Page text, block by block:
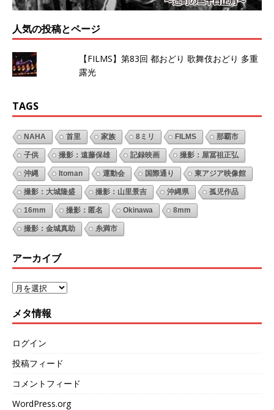
人気の投稿とページ
【FILMS】第83回 都おどり 歌舞伎おどり 多重
露光
TAGS
NAHA 首里 家族 8ミリ FILMS 那覇市
子供 撮影：遠藤保雄 記録映画 撮影：屋冨祖正弘
沖縄 Itoman 運動会 国際通り 東アジア映像館
撮影：大城隆盛 撮影：山里景吉 沖縄県 孤児作品
16mm 撮影：匿名 Okinawa 8mm
撮影：金城真助 糸満市
アーカイブ
メタ情報
ログイン
投稿フィード
コメントフィード
WordPress.org